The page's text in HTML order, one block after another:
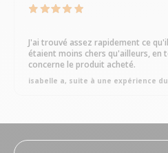
J'ai trouvé assez rapidement ce
étaient moins chers qu'ailleurs, en
concerne le produit acheté.
isabelle a, suite à une expérience du